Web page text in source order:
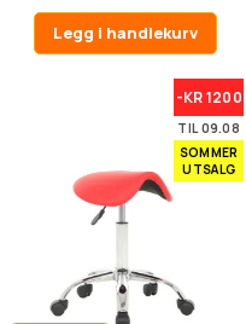
Legg i handlekurv
-KR 1200
TIL 09.08
SOMMER
UTSALG